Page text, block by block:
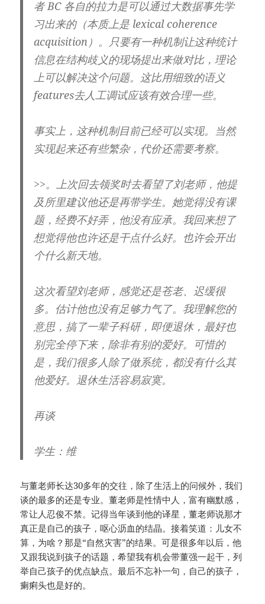
者 BC 各自的拉力是可以通过大数据事先学
习出来的（本质上是 lexical coherence
acquisition）。只要有一种机制让这种统计
信息在结构歧义的现场提出来做对比，理论
上可以解决这个问题。这比用细致的语义
features去人工调试应该有效合理一些。
事实上，这种机制目前已经可以实现。当然
实现起来还有些繁杂，代价还需要考察。
>>。上次回去领奖时去看望了刘老师，他提
及所里建议他还是再带学生。她觉得没有课
题，经费不好弄，他没有应承。我回来想了
想觉得他也许还是干点什么好。也许会开出
个什么新天地。
这次看望刘老师，感觉还是苍老、迟缓很
多。估计他也没有足够力气了。我理解您的
意思，搞了一辈子科研，即便退休，最好也
别完全停下来，除非有别的爱好。可惜的
是，我们很多人除了做系统，都没有什么其
他爱好。退休生活容易寂寞。
再谈
学生：维
与董老师长达30多年的交往，除了生活上的问候外，我们
谈的最多的还是专业。董老师是性情中人，富有幽默感，
常让人忍俊不禁。记得当年谈到他的译星，董老师说那才
真正是自己的孩子，呕心沥血的结晶。接着笑道：儿女不
算，为啥？那是“自然灾害”的结果。可是很多年以后，他
又跟我说到孩子的话题，希望我有机会带董强一起干，列
举自己孩子的优点缺点。最后不忘补一句，自己的孩子，
瘌痢头也是好的。